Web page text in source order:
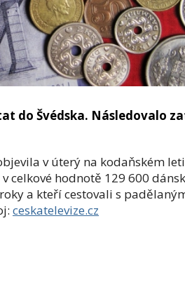
do Švédska. Následovalo
v úterý na kodaňském
celkové hodnotě 129 600
a kteří cestovali s
ceskatelevize.cz